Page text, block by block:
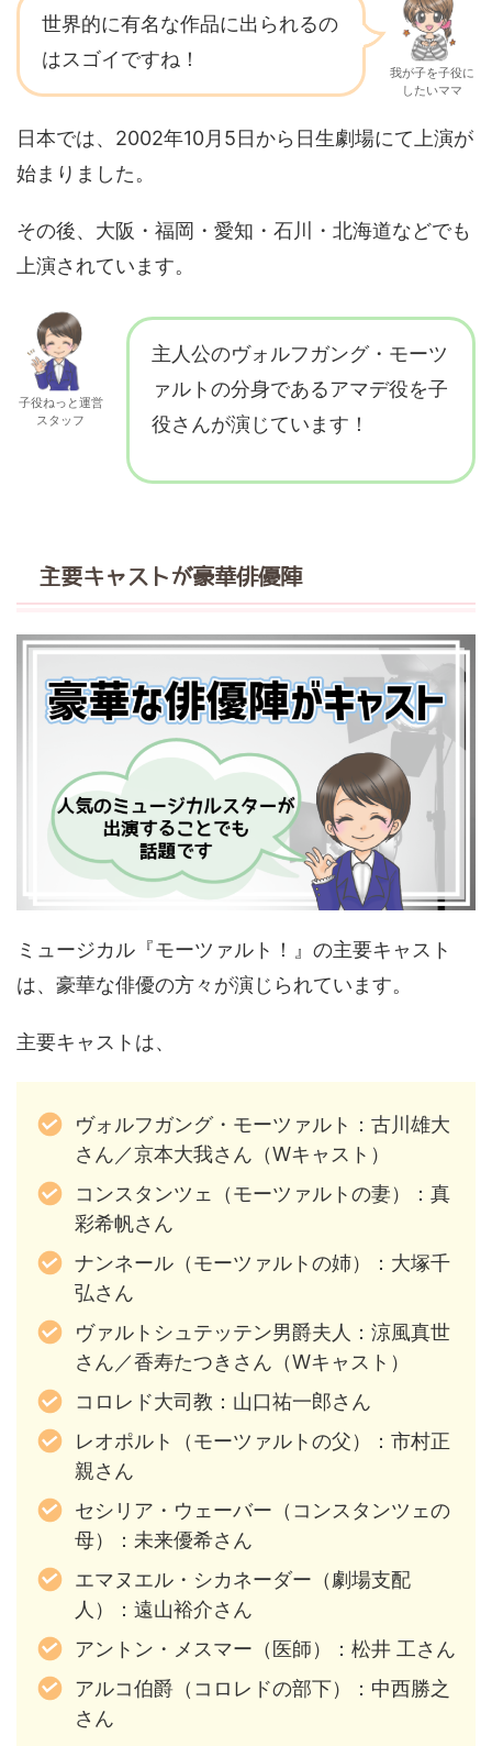
世界的に有名な作品に出られるの
はスゴイですね！
我が子を子役に
したいママ
日本では、2002年10月5日から日生劇場にて上演が
始まりました。
その後、大阪・福岡・愛知・石川・北海道などでも
上演されています。
子役ねっと運営
スタッフ
主人公のヴォルフガング・モーツ
ァルトの分身であるアマデ役を子
役さんが演じています！
主要キャストが豪華俳優陣
ミュージカル『モーツァルト！』の主要キャスト
は、豪華な俳優の方々が演じられています。
主要キャストは、
ヴォルフガング・モーツァルト：古川雄大
さん／京本大我さん（Wキャスト）
コンスタンツェ（モーツァルトの妻）：真
彩希帆さん
ナンネール（モーツァルトの姉）：大塚千
弘さん
ヴァルトシュテッテン男爵夫人：涼風真世
さん／香寿たつきさん（Wキャスト）
コロレド大司教：山口祐一郎さん
レオポルト（モーツァルトの父）：市村正
親さん
セシリア・ウェーバー（コンスタンツェの
⺟）：未来優希さん
エマヌエル・シカネーダー（劇場支配
人）：遠⼭裕介さん
アントン・メスマー（医師）：松井 ⼯さん
アルコ伯爵（コロレドの部下）：中⻄勝之
さん